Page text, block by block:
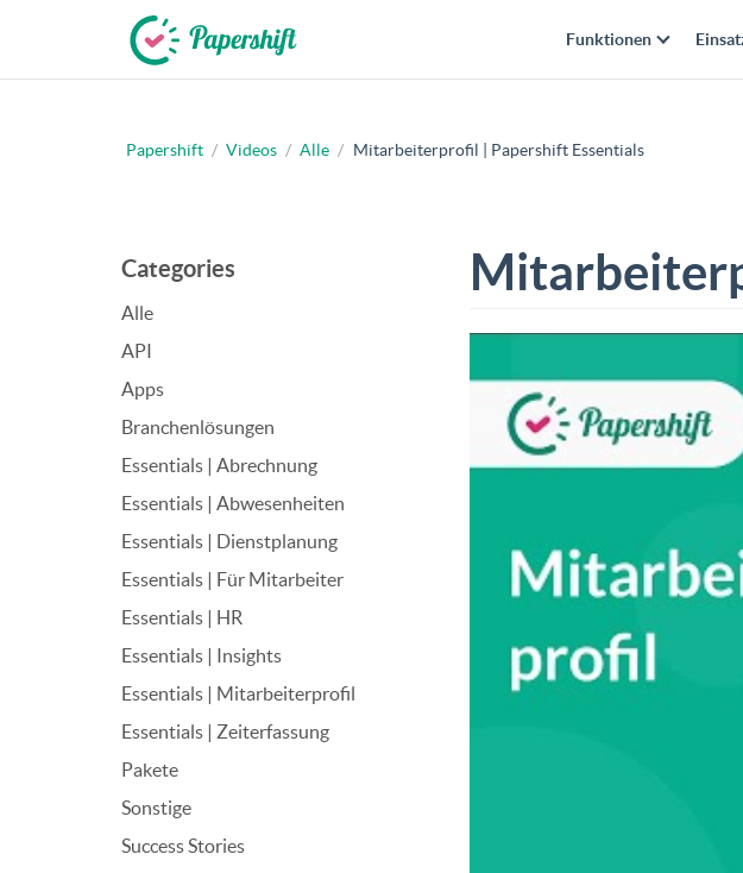
+49 721 50 95 79 69
Funktionen
Papershift / Videos / Alle / Mitarbeiterprofil | Papershift Essentials
Categories
Alle
API
Apps
Branchenlösungen
Essentials | Abrechnung
Essentials | Abwesenheiten
Essentials | Dienstplanung
Essentials | Für Mitarbeiter
Essentials | HR
Essentials | Insights
Essentials | Mitarbeiterprofil
Essentials | Zeiterfassung
Pakete
Sonstige
Success Stories